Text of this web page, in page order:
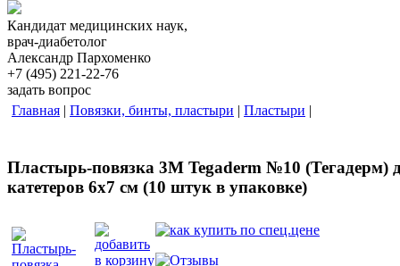
Кандидат медицинских наук,
врач-диабетолог
Александр Пархоменко
+7 (495) 221-22-76
задать вопрос
Главная | Повязки, бинты, пластыри | Пластыри |
Пластырь-повязка 3M Tegaderm №10 (Тегадерм)
катетеров 6х7 см (10 штук в упаковке)